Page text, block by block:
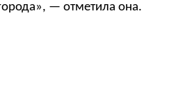
— отметила она.